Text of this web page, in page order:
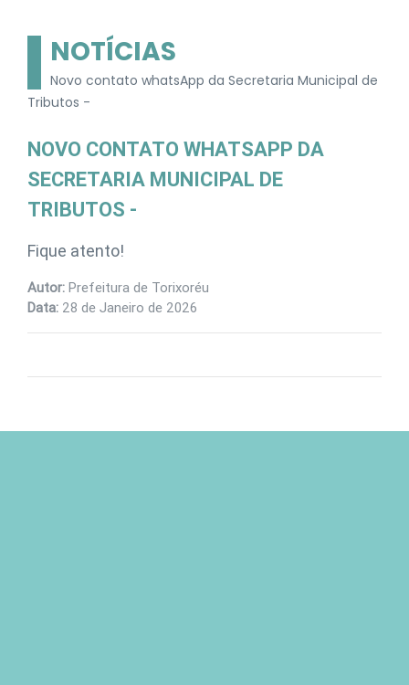
NOTÍCIAS
Novo contato whatsApp da Secretaria Municipal de
Tributos -
NOVO CONTATO WHATSAPP DA
SECRETARIA MUNICIPAL DE
TRIBUTOS -
Fique atento!
Autor: Prefeitura de Torixoréu
Data: 28 de Janeiro de 2026